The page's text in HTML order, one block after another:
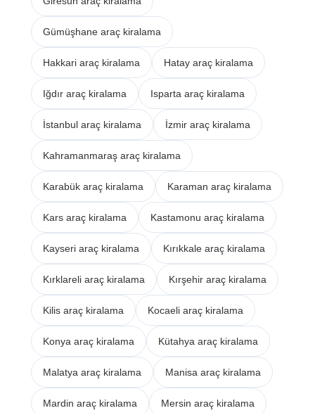
Gümüşhane araç kiralama
Hakkari araç kiralama Hatay araç kiralama
Iğdır araç kiralama Isparta araç kiralama
İstanbul araç kiralama İzmir araç kiralama
Kahramanmaraş araç kiralama
Karabük araç kiralama Karaman araç kiralama
Kars araç kiralama Kastamonu araç kiralama
Kayseri araç kiralama Kırıkkale araç kiralama
Kırklareli araç kiralama Kırşehir araç kiralama
Kilis araç kiralama Kocaeli araç kiralama
Konya araç kiralama Kütahya araç kiralama
Malatya araç kiralama Manisa araç kiralama
Mardin araç kiralama Mersin araç kiralama